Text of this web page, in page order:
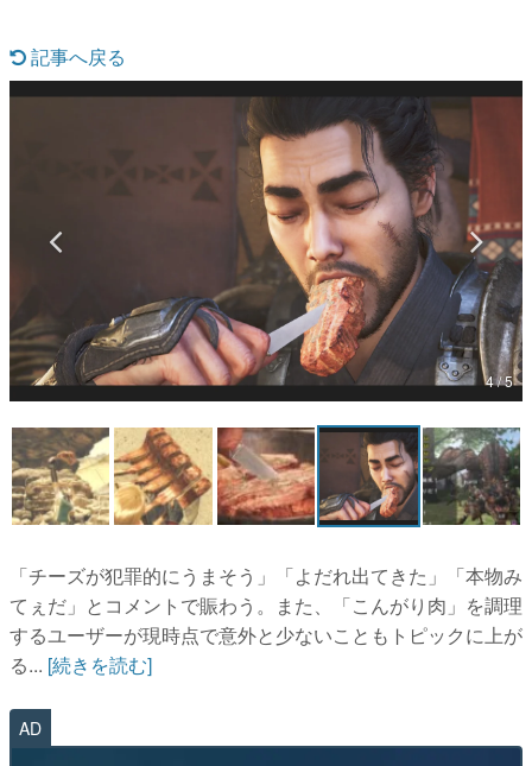
マンガ
女性向け
電ファミニコゲーマーとは？
運営：株式会社マレ
記事へ戻る
4 / 5
「チーズが犯罪的にうまそう」「よだれ出てきた」「本物み
てぇだ」とコメントで賑わう。また、「こんがり肉」を調理
するユーザーが現時点で意外と少ないこともトピックに上が
る... [続きを読む]
AD